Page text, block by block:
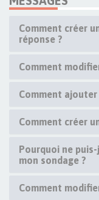
Comment créer
réponse ?
Comment
Comment ajouter
Comment créer
Pourquoi ne
mon sondage ?
Comment